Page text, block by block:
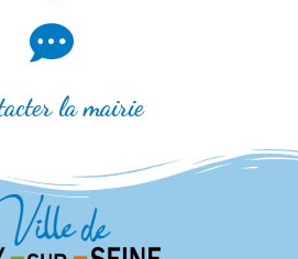
la mairie